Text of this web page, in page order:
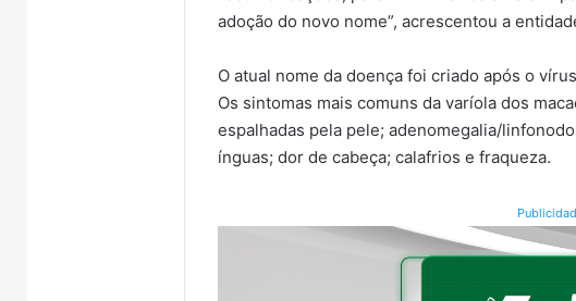
adoção do novo nome”, acrescentou a
O atual nome da doença foi criado após o
Os sintomas mais comuns da varíola dos
espalhadas pela pele; adenomegalia/
ínguas; dor de cabeça; calafrios e fraqueza.